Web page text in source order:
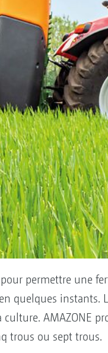
permettre une
quelques instants.
AMAZONE
trous ou sept trous.